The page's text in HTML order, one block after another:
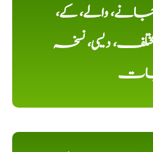
والے، کے،
دیسی، نسخہ